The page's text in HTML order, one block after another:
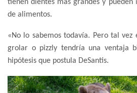
tienen dientes más grandes y
de alimentos.
«No lo sabemos todavía. Pero tal
grolar o pizzly tendría una ventaja
hipótesis que postula DeSantis.